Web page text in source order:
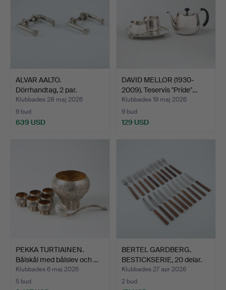
ALVAR AALTO.
Dörrhandtag, 2 par.
Klubbades 28 maj 2026
9 bud
639 USD
DAVID MELLOR (1930-
2009). Teservis "Pride"…
Klubbades 19 maj 2026
9 bud
129 USD
PEKKA TURTIAINEN.
Bålskål med bålslev och …
Klubbades 6 maj 2026
5 bud
BERTEL GARDBERG.
BESTICKSERIE, 20 delar.
T…
Klubbades 27 apr 2026
2 bud